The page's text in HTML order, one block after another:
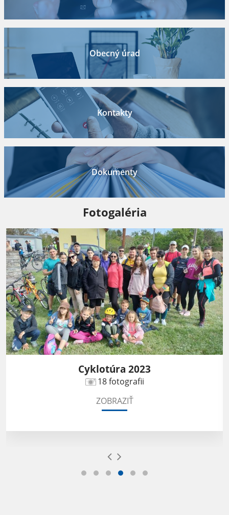
Obecný úrad
Kontakty
Dokumenty
Fotogaléria
Cyklotúra 2023
18 fotografii
ZOBRAZIŤ